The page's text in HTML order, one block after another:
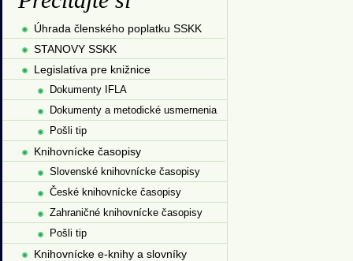
Úhrada členského poplatku SSKK
STANOVY SSKK
Legislatíva pre knižnice
Dokumenty IFLA
Dokumenty a metodické usmernenia
Pošli tip
Knihovnícke časopisy
Slovenské knihovnícke časopisy
České knihovnícke časopisy
Zahraničné knihovnícke časopisy
Pošli tip
Knihovnícke e-knihy a slovníky